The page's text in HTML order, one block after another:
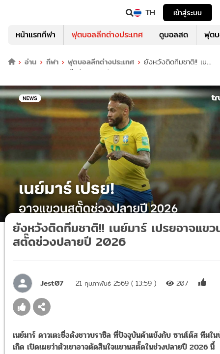
TH เข้าสู่ระบบ
หน้าแรกกีฬา ฟุตบอลลีกต่างประเทศ ดูบอลสด ฟุต
อ่าน กีฬา ฟุตบอลลีกต่างประเทศ
ยังหวังติดทีมชาติ!! เนย์
มาร์ เปรยอาจแขวนสตั๊ดช่วงปลายปี 2026
ยังหวังติดทีมชาติ!! เนย์มาร์ เปรยอาจแขว
สตั๊ดช่วงปลายปี 2026
Jest07 21 กุมภาพันธ์ 2569 ( 13:59 ) 207
เนย์มาร์ ดาวเตะชื่อดังชาวบราซิล ที่ปัจจุบันค้าแข้งกับ ซานโต๊ส ทีมใ
เกิด เปิดเผยว่าตัวเขาอาจตัดสินใจแขวนสตั๊ดในช่วงปลายปี 2026 นี้